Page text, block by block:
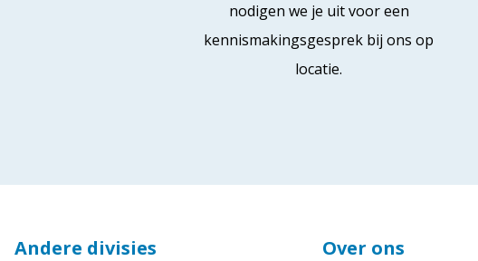
nodigen we je uit voor een
kennismakingsgesprek bij ons op
locatie.
Andere divisies Over ons